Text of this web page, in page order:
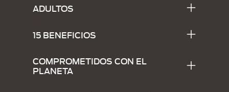
ADULTOS
15 BENEFICIOS
COMPROMETIDOS CON EL
PLANETA